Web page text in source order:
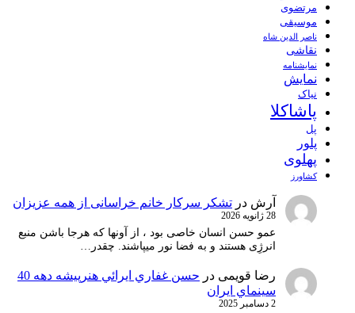
مرتضوی
موسیقی
ناصر الدین شاه
نقاشی
نمايشنامه
نمایش
نیاک
پاشاکلا
پل
پلور
پهلوی
کشاورز
آرش در تشکر سرکار خانم خراسانی از همه عزیزان
28 ژانویه 2026
عمو حسن انسان خاصی بود ، از آونها که هرجا باشن منبع
انرژِی هستند و به فضا نور میپاشند. چقدر…
رضا قویمی در
حسن غفاري ايرائي هنرپيشه دهه 40
سينماي ايران
2 دسامبر 2025